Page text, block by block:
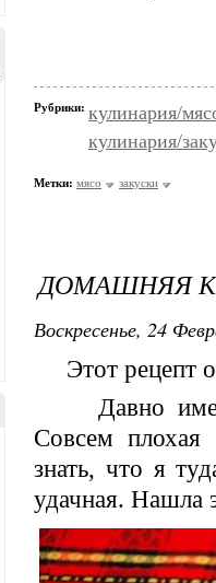
Рубрики: кулинария/
кулинария/
Метки: мясо закуски
ДОМАШНЯЯ
Воскресенье, 24
Этот рецепт
Давно имею
Совсем плохая
знать, что я
удачная. Нашла